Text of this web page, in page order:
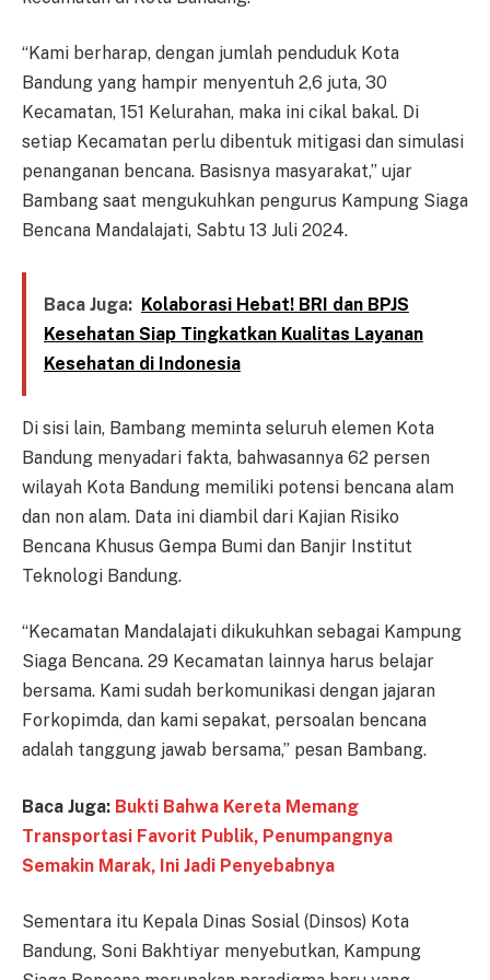
“Kami berharap, dengan jumlah penduduk Kota
Bandung yang hampir menyentuh 2,6 juta, 30
Kecamatan, 151 Kelurahan, maka ini cikal bakal. Di
setiap Kecamatan perlu dibentuk mitigasi dan simulasi
penanganan bencana. Basisnya masyarakat,” ujar
Bambang saat mengukuhkan pengurus Kampung Siaga
Bencana Mandalajati, Sabtu 13 Juli 2024.
Baca Juga: Kolaborasi Hebat! BRI dan BPJS
Kesehatan Siap Tingkatkan Kualitas Layanan
Kesehatan di Indonesia
Di sisi lain, Bambang meminta seluruh elemen Kota
Bandung menyadari fakta, bahwasannya 62 persen
wilayah Kota Bandung memiliki potensi bencana alam
dan non alam. Data ini diambil dari Kajian Risiko
Bencana Khusus Gempa Bumi dan Banjir Institut
Teknologi Bandung.
“Kecamatan Mandalajati dikukuhkan sebagai Kampung
Siaga Bencana. 29 Kecamatan lainnya harus belajar
bersama. Kami sudah berkomunikasi dengan jajaran
Forkopimda, dan kami sepakat, persoalan bencana
adalah tanggung jawab bersama,” pesan Bambang.
Baca Juga: Bukti Bahwa Kereta Memang
Transportasi Favorit Publik, Penumpangnya
Semakin Marak, Ini Jadi Penyebabnya
Sementara itu Kepala Dinas Sosial (Dinsos) Kota
Bandung, Soni Bakhtiyar menyebutkan, Kampung